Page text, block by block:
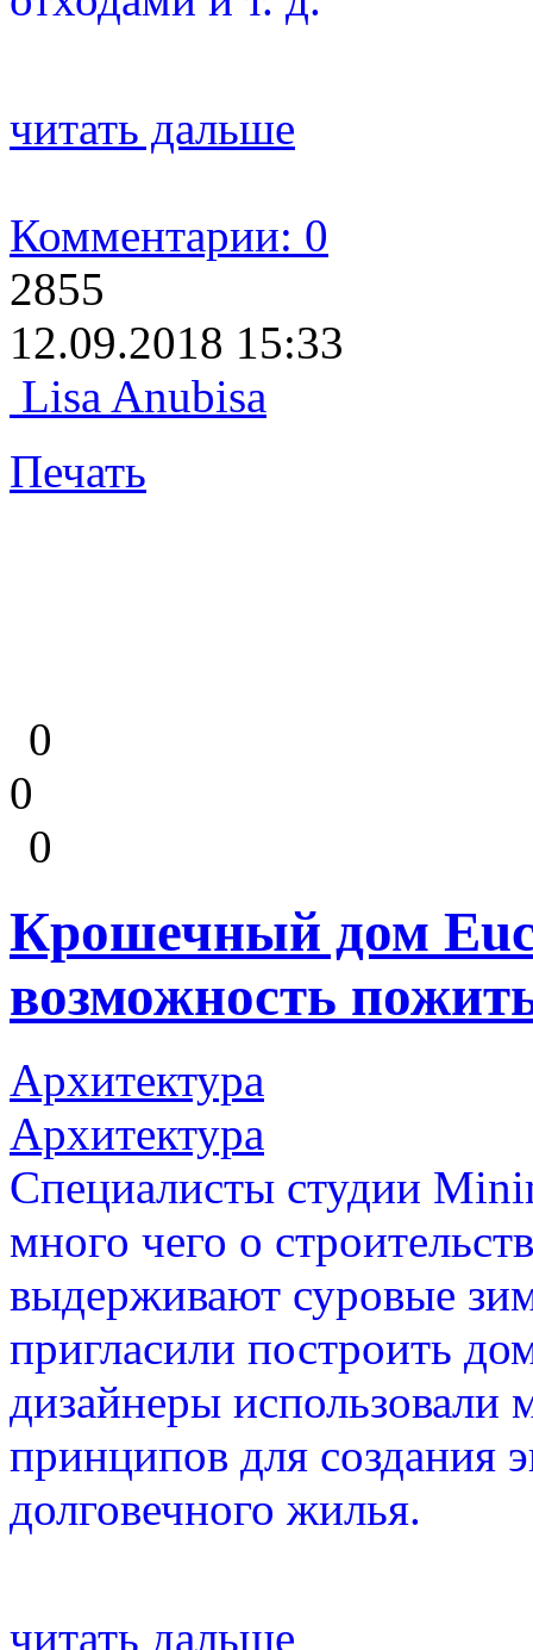
читать дальше
Комментарии: 0
2855
12.09.2018 15:33
Lisa Anubisa
Печать
0
0
0
Крошечный дом
возможность
Архитектура
Архитектура
Специалисты студии
много чего о
выдерживают суровые
пригласили построить
дизайнеры использовали
принципов для создания
долговечного жилья.
читать дальше